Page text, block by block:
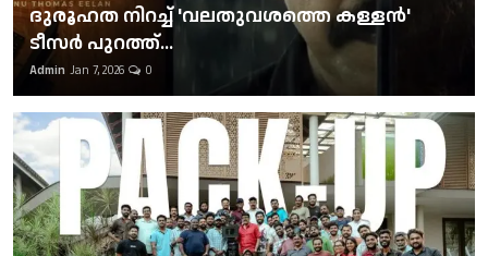
ദുരൂഹത നിറച്ച് 'വലതുവശത്തെ കള്ളന്‍'
ടീസര്‍ പുറത്ത്...
Admin Jan 7, 2026 0